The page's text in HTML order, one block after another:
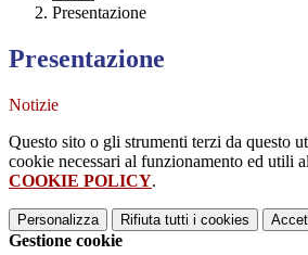
Presentazione
Presentazione
Notizie
Questo sito o gli strumenti terzi da questo
cookie necessari al funzionamento ed utili
COOKIE POLICY.
Personalizza Rifiuta tutti i cookies
Gestione cookie